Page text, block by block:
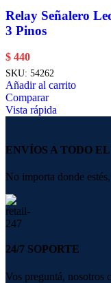
Relay Señalero
3 Pinos
$ 440
SKU: 54262
Añadir al carrito
Comparar
Vista rápida
ENVÍOS A TODO EL
No importa donde
24/7 SOPORTE
Vos preguntá, nosotros